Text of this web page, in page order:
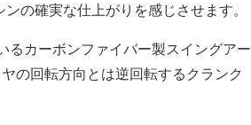
の確実な仕上がりを感じさせます。
カーボンファイバー製スイングアー
の回転方向とは逆回転するクランク